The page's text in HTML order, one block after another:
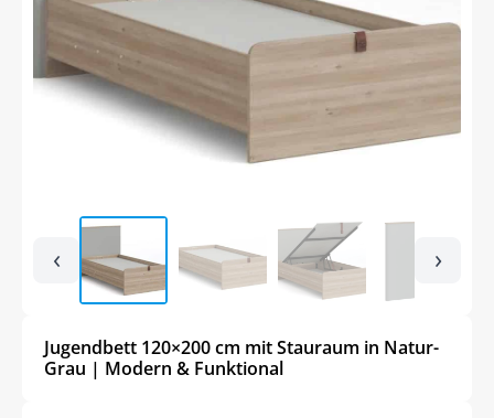
‹ ›
Jugendbett 120×200 cm mit Stauraum in Natur-
Grau | Modern & Funktional